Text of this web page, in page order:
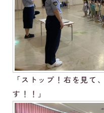
「ストップ！右を見て
す！！」